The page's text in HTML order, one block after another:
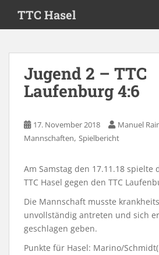
i
TTC Hasel
Jugend 2 – TTC
Laufenburg 4:6
17. November 2018 Manuel
Mannschaften, Spielbericht
Am Samstag den 17.11.18 spielte
TTC Hasel gegen den TTC
Die Mannschaft musste
unvollständig antreten und sich
geschlagen geben.
Punkte für Hasel: Marino/